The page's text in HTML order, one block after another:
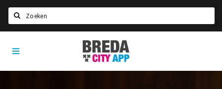
Home
Agenda
Breda
City
App